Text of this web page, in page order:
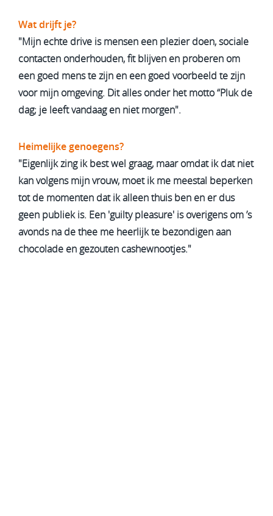
Wat drijft je?
"Mijn echte drive is mensen een plezier doen, sociale
contacten onderhouden, fit blijven en proberen om
een goed mens te zijn en een goed voorbeeld te zijn
voor mijn omgeving. Dit alles onder het motto “Pluk de
dag; je leeft vandaag en niet morgen".
Heimelijke genoegens?
"Eigenlijk zing ik best wel graag, maar omdat ik dat niet
kan volgens mijn vrouw, moet ik me meestal beperken
tot de momenten dat ik alleen thuis ben en er dus
geen publiek is. Een 'guilty pleasure' is overigens om ’s
avonds na de thee me heerlijk te bezondigen aan
chocolade en gezouten cashew­nootjes."